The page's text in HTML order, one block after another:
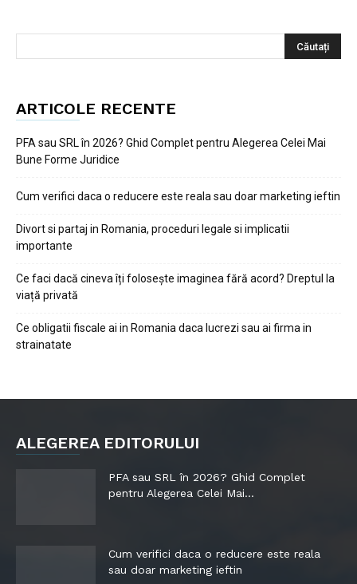
ARTICOLE RECENTE
PFA sau SRL în 2026? Ghid Complet pentru Alegerea Celei Mai
Bune Forme Juridice
Cum verifici daca o reducere este reala sau doar marketing ieftin
Divort si partaj in Romania, proceduri legale si implicatii
importante
Ce faci dacă cineva îți folosește imaginea fără acord? Dreptul la
viață privată
Ce obligatii fiscale ai in Romania daca lucrezi sau ai firma in
strainatate
ALEGEREA EDITORULUI
PFA sau SRL în 2026? Ghid Complet
pentru Alegerea Celei Mai...
Cum verifici daca o reducere este reala
sau doar marketing ieftin